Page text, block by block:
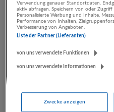
Bergheim
Bau | Beherbergung und
Verwendung genauer Standortdaten.
aktiv abfragen. Speichern von oder
Personalisierte Werbung und Inhalte,
Performance von Inhalten,
Verbesserung von Angeboten.
Liste der Partner (Lieferanten)
von uns verwendete Funktionen
von uns verwendete Informationen
Zwecke anzeigen